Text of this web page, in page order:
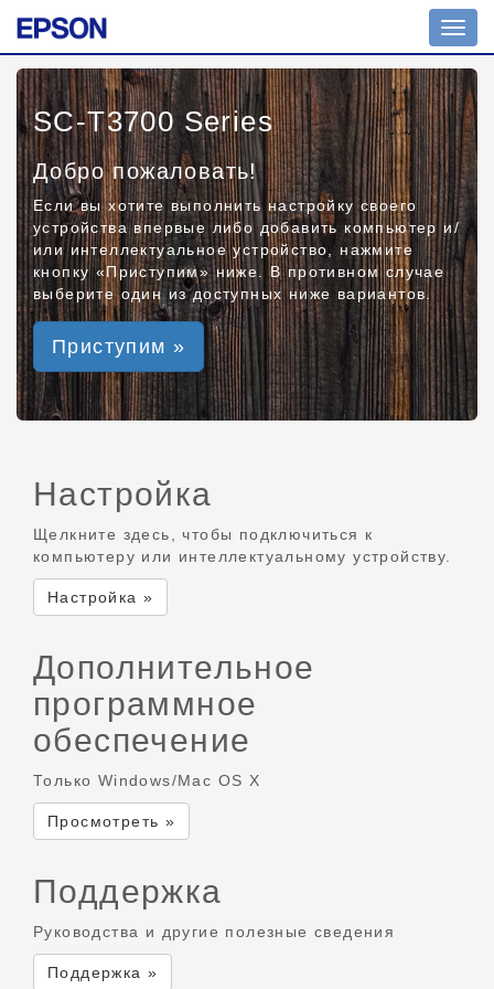
SC-T3700 Series
Добро пожаловать!
Если вы хотите выполнить настройку своего
устройства впервые либо добавить компьютер и/
или интеллектуальное устройство, нажмите
кнопку «Приступим» ниже. В противном случае
выберите один из доступных ниже вариантов.
Приступим »
Настройка
Щелкните здесь, чтобы подключиться к
компьютеру или интеллектуальному устройству.
Настройка »
Дополнительное
программное
обеспечение
Только Windows/Mac OS X
Просмотреть »
Поддержка
Руководства и другие полезные сведения
Поддержка »